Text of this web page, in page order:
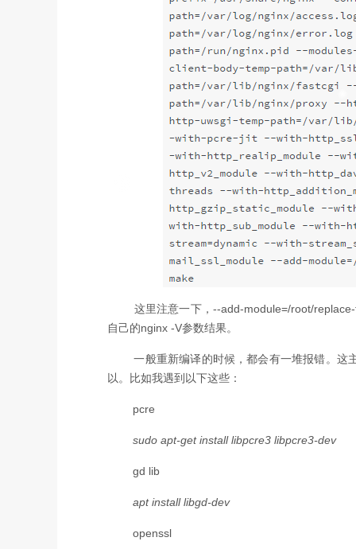
这里注意一下，--add-module=/root/replace-
自己的nginx -V参数结果。
一般重新编译的时候，都会有一堆报错。这主
以。比如我遇到以下这些：
pcre
sudo apt-get install libpcre3 libpcre3-dev
gd lib
apt install libgd-dev
openssl